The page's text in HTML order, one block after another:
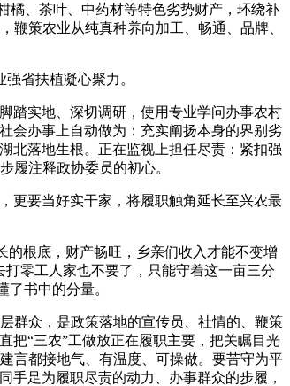
、茶叶、中药材等特色劣势财产，环绕补
策农业从纯真种养向加工、畅通、品牌、
省扶植凝心聚力。
踏实地、深切调研，使用专业学问办事农村
会办事上自动做为：充实阐扬本身的界别劣
北落地生根。正在监视上担任尽责：紧扣强
履注释政协委员的初心。
更要当好实干家，将履职触角延长至兴农最
根底，财产畅旺，乡亲们收入才能不变增
零工人家也不要了，只能守着这一亩三分
书中的分量。
群众，是政策落地的宣传员、社情的、鞭策
把“三农”工做放正在履职主要，把关瞩目光
言都接地气、有温度、可操做。要苦守为平
手足为履职尽责的动力、办事群众的步履，